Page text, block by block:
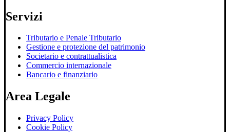
Servizi
Tributario e Penale Tributario
Gestione e protezione del patrimonio
Societario e contrattualistica
Commercio internazionale
Bancario e finanziario
Area Legale
Privacy Policy
Cookie Policy